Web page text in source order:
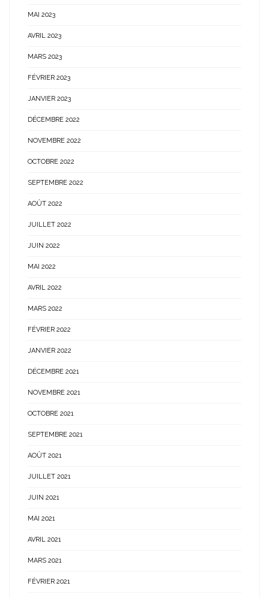
MAI 2023
AVRIL 2023
MARS 2023
FÉVRIER 2023
JANVIER 2023
DÉCEMBRE 2022
NOVEMBRE 2022
OCTOBRE 2022
SEPTEMBRE 2022
AOÛT 2022
JUILLET 2022
JUIN 2022
MAI 2022
AVRIL 2022
MARS 2022
FÉVRIER 2022
JANVIER 2022
DÉCEMBRE 2021
NOVEMBRE 2021
OCTOBRE 2021
SEPTEMBRE 2021
AOÛT 2021
JUILLET 2021
JUIN 2021
MAI 2021
AVRIL 2021
MARS 2021
FÉVRIER 2021